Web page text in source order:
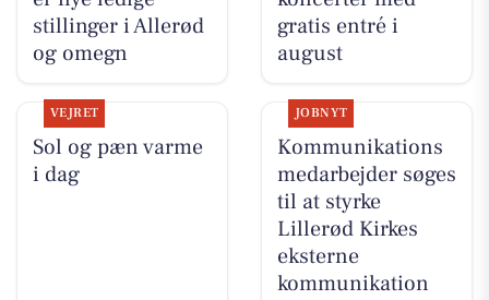
stillinger i Allerød
og omegn
gratis entré i
august
VEJRET
Sol og pæn varme
i dag
JOBNYT
Kommunikations
medarbejder søges
til at styrke
Lillerød Kirkes
eksterne
kommunikation